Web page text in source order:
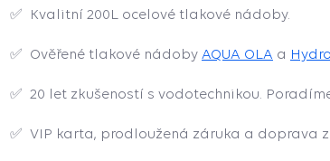
✅ Kvalitní 200L ocelové tlakové nádoby.
✅ Ověřené tlakové nádoby AQUA OLA a
✅ 20 let zkušeností s vodotechnikou.
✅ VIP karta, prodloužená záruka a doprava